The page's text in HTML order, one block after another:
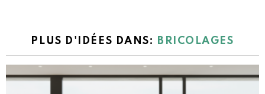
PLUS D'IDÉES DANS: BRICOLAGES